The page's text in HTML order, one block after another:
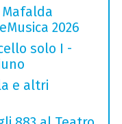
Mafalda
2026
solo I -
e altri